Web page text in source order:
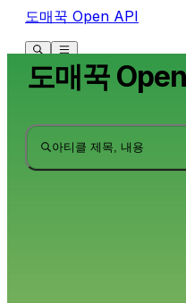
도매꾹 Open API
도매꾹
아티클 제목, 내용